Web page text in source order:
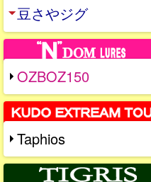
豆さやジグ
OZBOZ150
Taphios